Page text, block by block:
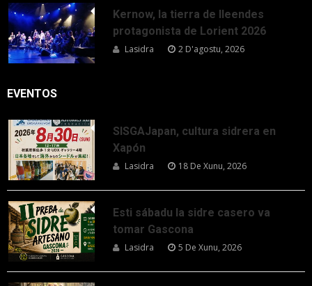
Kernow, la tierra de lleendes
protagonista de Lorient 2026
Lasidra 2 D'agostu, 2026
EVENTOS
SISGAJapan, cultura sidrera en
Xapón
Lasidra 18 De Xunu, 2026
Esti sábadu la sidre casero va
tomar Gascona
Lasidra 5 De Xunu, 2026